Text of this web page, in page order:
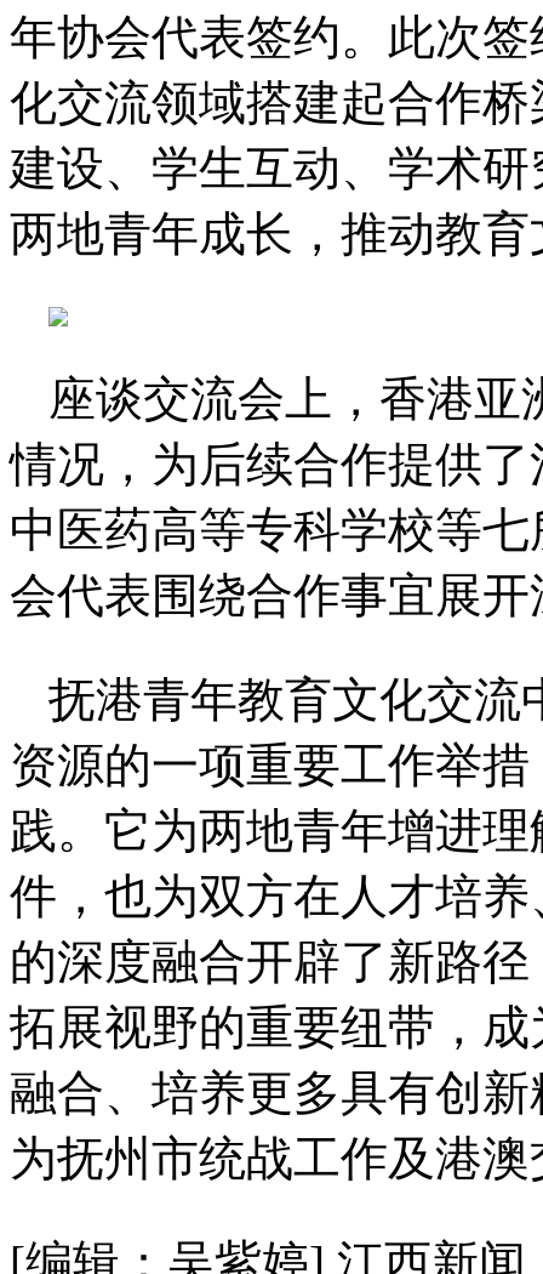
年协会代表签约。此次
化交流领域搭建起合作
建设、学生互动、学术
两地青年成长，推动教
座谈交流会上，香港
情况，为后续合作提供
中医药高等专科学校等
会代表围绕合作事宜展
抚港青年教育文化交流
资源的一项重要工作举
践。它为两地青年增进
件，也为双方在人才培
的深度融合开辟了新路
拓展视野的重要纽带，
融合、培养更多具有创
为抚州市统战工作及港
[编辑：吴紫婷] 江西新闻